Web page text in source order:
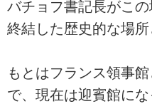
バチョフ書記長がこ
終結した歴史的な場所
もとはフランス領事
で、現在は迎賓館にな